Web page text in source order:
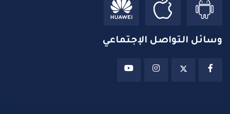
وسائل التواصل الإجتماعي